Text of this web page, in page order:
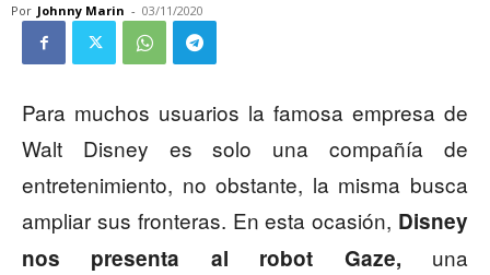
Por Johnny Marin - 03/11/2020
Para muchos usuarios la famosa empresa de
Walt Disney es solo una compañía de
entretenimiento, no obstante, la misma busca
ampliar sus fronteras. En esta ocasión, Disney
nos presenta al robot Gaze, una